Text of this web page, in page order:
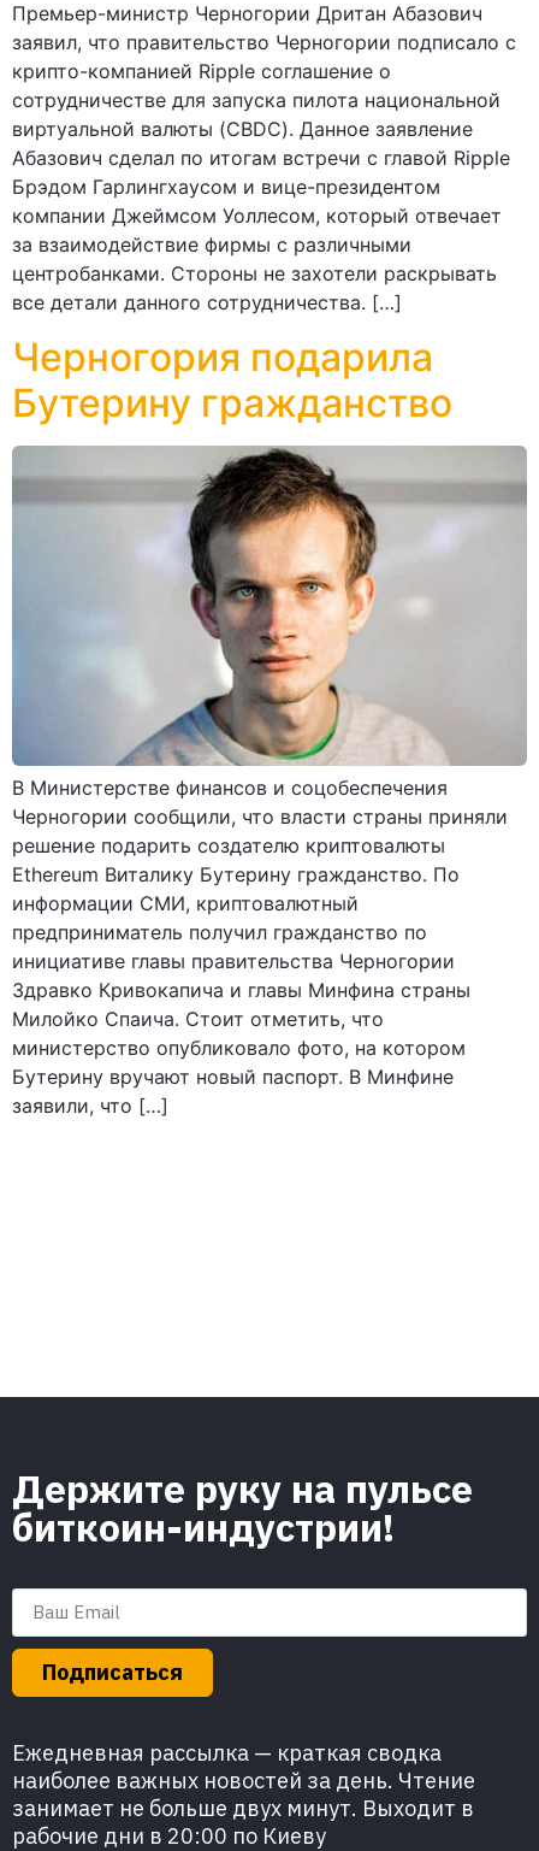
Премьер-министр Черногории Дритан Абазович
заявил, что правительство Черногории подписало с
крипто-компанией Ripple соглашение о
сотрудничестве для запуска пилота национальной
виртуальной валюты (CBDC). Данное заявление
Абазович сделал по итогам встречи с главой Ripple
Брэдом Гарлингхаусом и вице-президентом
компании Джеймсом Уоллесом, который отвечает
за взаимодействие фирмы с различными
центробанками. Стороны не захотели раскрывать
все детали данного сотрудничества. […]
Черногория подарила
Бутерину гражданство
В Министерстве финансов и соцобеспечения
Черногории сообщили, что власти страны приняли
решение подарить создателю криптовалюты
Ethereum Виталику Бутерину гражданство. По
информации СМИ, криптовалютный
предприниматель получил гражданство по
инициативе главы правительства Черногории
Здравко Кривокапича и главы Минфина страны
Милойко Спаича. Стоит отметить, что
министерство опубликовало фото, на котором
Бутерину вручают новый паспорт. В Минфине
заявили, что […]
Держите руку на пульсе
биткоин-индустрии!
Подписаться
Ежедневная рассылка — краткая сводка
наиболее важных новостей за день. Чтение
занимает не больше двух минут. Выходит в
рабочие дни в 20:00 по Киеву